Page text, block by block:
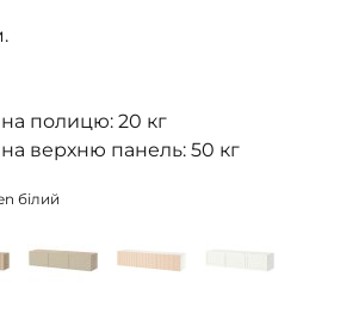
полицю: 20 кг
верхню панель: 50 кг
білий